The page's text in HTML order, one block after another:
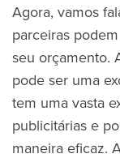
Agora, vamos
parceiras
seu orçamento.
pode ser uma
tem uma vasta
publicitárias e
maneira eficaz.